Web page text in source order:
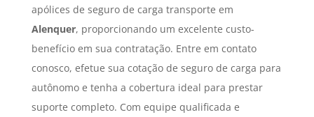
apólices de seguro de carga transporte em
Alenquer, proporcionando um excelente custo-
benefício em sua contratação. Entre em contato
conosco, efetue sua cotação de seguro de carga para
autônomo e tenha a cobertura ideal para prestar
suporte completo. Com equipe qualificada e